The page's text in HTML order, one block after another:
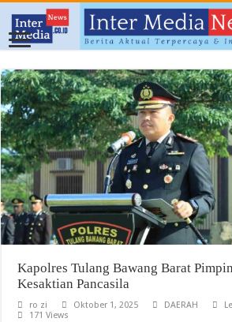
Kapolres Tulang Bawang Barat
Kesaktian Pancasila
ro zi Oktober 1, 2025 DAERAH
171 Views